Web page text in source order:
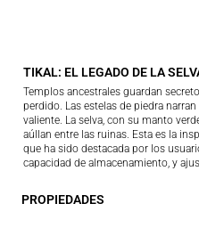
TIKAL: EL LEGADO DE LA
Templos ancestrales guardan
perdido. Las estelas de piedra
valiente. La selva, con su manto
aúllan entre las ruinas. Esta es la
que ha sido destacada por los
capacidad de almacenamiento, y
PROPIEDADES